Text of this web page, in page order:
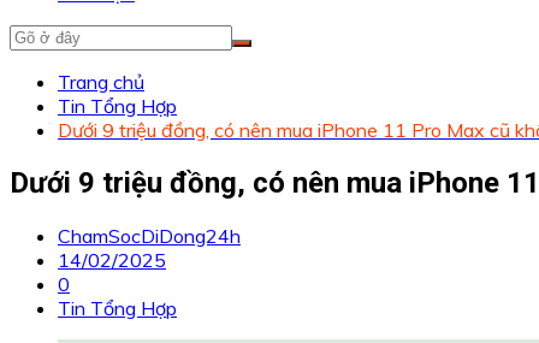
Trang chủ
Tin Tổng Hợp
Dưới 9 triệu đồng, có nên mua iPhone 11 Pro Max cũ
Dưới 9 triệu đồng, có nên mua iPhone
ChamSocDiDong24h
14/02/2025
0
Tin Tổng Hợp